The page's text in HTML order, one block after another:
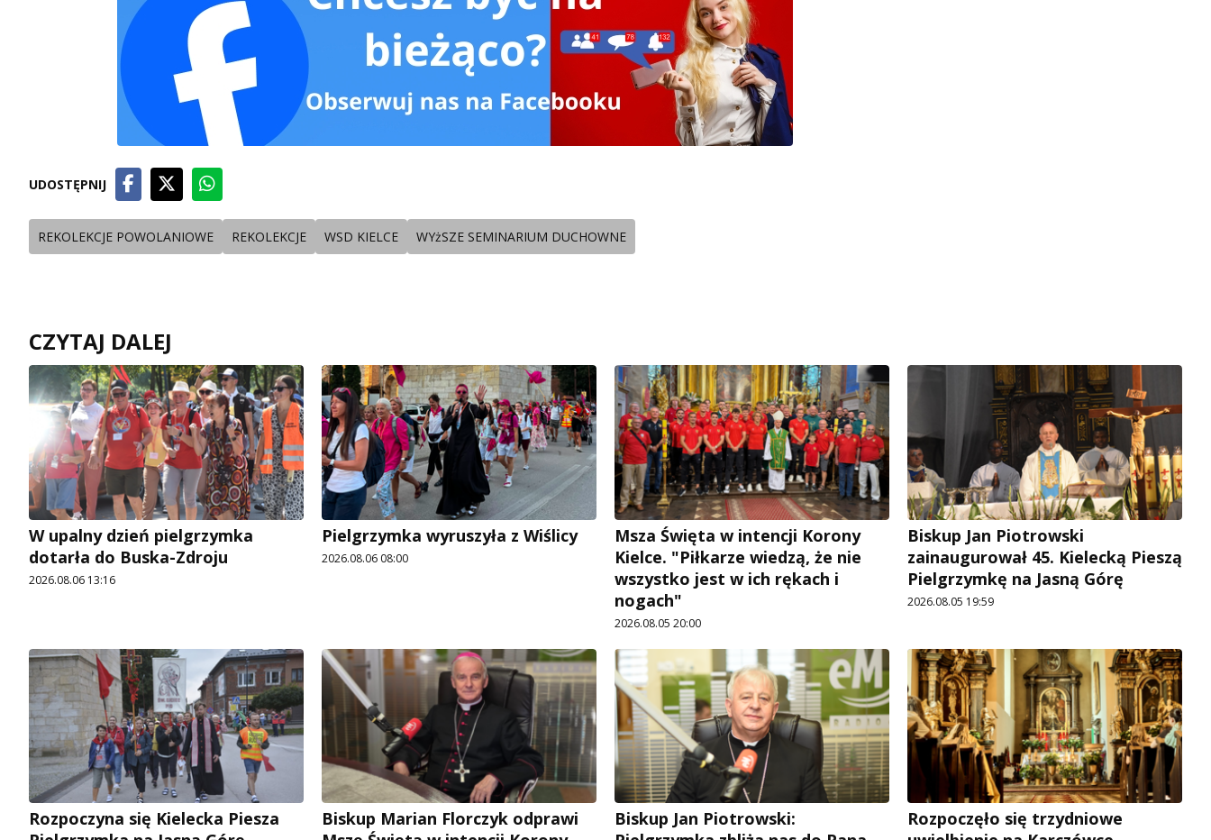
UDOSTĘPNIJ
REKOLEKCJE POWOLANIOWE REKOLEKCJE WSD KIELCE WYżSZE SEMINARIUM DUCHOWNE
CZYTAJ DALEJ
W upalny dzień pielgrzymka
dotarła do Buska-Zdroju
2026.08.06 13:16
Pielgrzymka wyruszyła z Wiślicy
2026.08.06 08:00
Msza Święta w intencji Korony
Kielce. "Piłkarze wiedzą, że nie
wszystko jest w ich rękach i
nogach"
2026.08.05 20:00
Biskup Jan Piotrowski
zainaugurował 45. Kielecką Pieszą
Pielgrzymkę na Jasną Górę
2026.08.05 19:59
Rozpoczyna się Kielecka Piesza
Biskup Marian Florczyk odprawi
Biskup Jan Piotrowski:
Rozpoczęło się trzydniowe